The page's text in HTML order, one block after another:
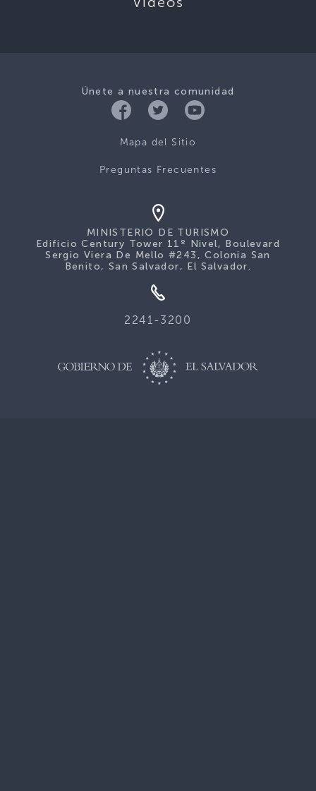
Únete a nuestra comunidad
Mapa del Sitio
Preguntas Frecuentes
MINISTERIO DE TURISMO
Edificio Century Tower 11º Nivel, Boulevard
Sergio Viera De Mello #243, Colonia San
Benito, San Salvador, El Salvador.
2241-3200